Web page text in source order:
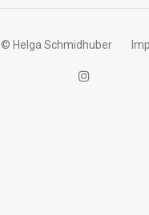
© Helga Schmidhuber